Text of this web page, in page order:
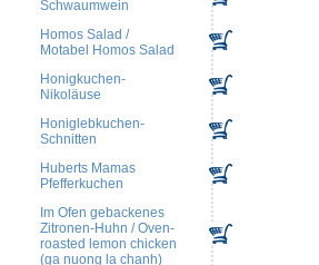
Schwaumwein
Homos Salad /
Motabel Homos Salad
Honigkuchen-
Nikoläuse
Honiglebkuchen-
Schnitten
Huberts Mamas
Pfefferkuchen
Im Ofen gebackenes
Zitronen-Huhn / Oven-
roasted lemon chicken
(ga nuong la chanh)